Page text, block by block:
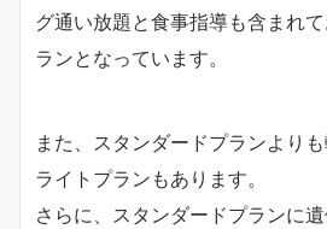
グ通い放題と食事指導も含まれ
ランとなっています。
また、スタンダードプランより
ライトプランもあります。
さらに、スタンダードプランに